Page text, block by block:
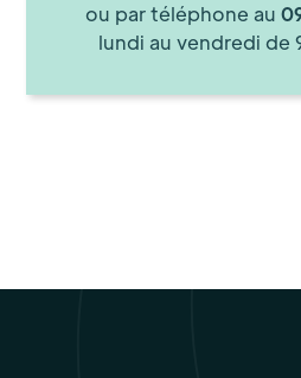
ou par téléphone au
lundi au vendredi de